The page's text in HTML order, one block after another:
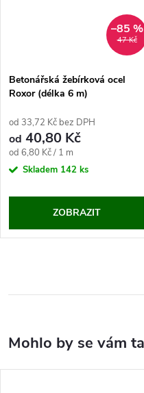
47 Kč
–85 %
Betonářská žebírková ocel
Roxor (délka 6 m)
od 33,72 Kč bez DPH
od 40,80 Kč
Měrná
cena:
od 6,80 Kč / 1 m
Skladem 142 ks
ZOBRAZIT